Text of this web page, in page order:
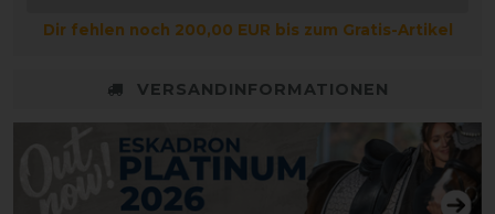
Dir fehlen noch 200,00 EUR bis zum Gratis-Artikel
VERSANDINFORMATIONEN